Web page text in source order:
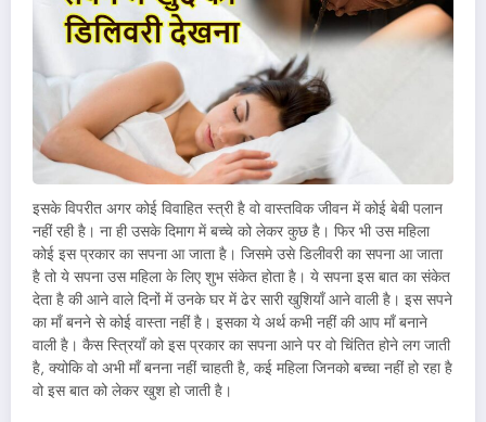
इसके विपरीत अगर कोई विवाहित स्त्री है वो वास्तविक जीवन में कोई बेबी पलान
नहीं रही है। ना ही उसके दिमाग में बच्चे को लेकर कुछ है। फिर भी उस महिला
कोई इस प्रकार का सपना आ जाता है। जिसमे उसे डिलीवरी का सपना आ जाता
है तो ये सपना उस महिला के लिए शुभ संकेत होता है। ये सपना इस बात का संकेत
देता है की आने वाले दिनों में उनके घर में ढेर सारी खुशियाँ आने वाली है। इस सपने
का माँ बनने से कोई वास्ता नहीं है। इसका ये अर्थ कभी नहीं की आप माँ बनाने
वाली है। कैस स्त्रियॉं को इस प्रकार का सपना आने पर वो चिंतित होने लग जाती
है, क्योकि वो अभी माँ बनना नहीं चाहती है, कई महिला जिनको बच्चा नहीं हो रहा है
वो इस बात को लेकर खुश हो जाती है।